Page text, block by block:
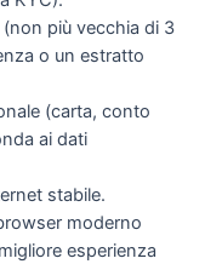
più vecchia di 3
o un estratto
(carta, conto
ai dati
stabile.
moderno
esperienza